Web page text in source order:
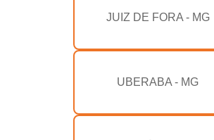
JUIZ DE FORA - MG
UBERABA - MG